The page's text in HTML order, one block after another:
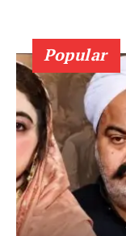
Popular